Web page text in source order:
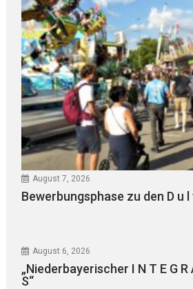
August 7, 2026
Bewerbungsphase zu den D u
August 6, 2026
„Niederbayerischer I N T E G R
S“